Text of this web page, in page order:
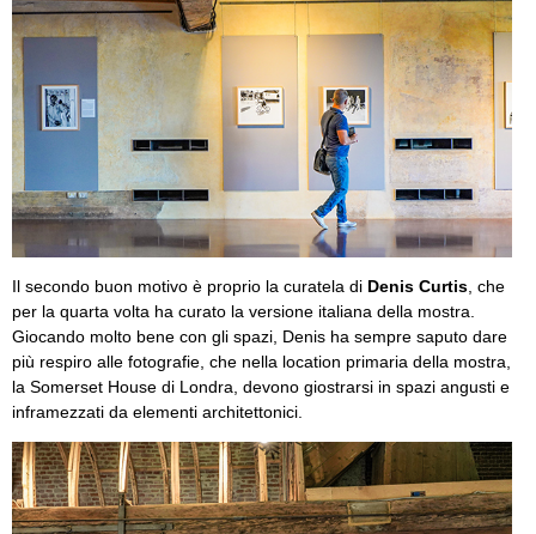
Il secondo buon motivo è proprio la curatela di Denis Curtis , che
per la quarta volta ha curato la versione italiana della mostra.
Giocando molto bene con gli spazi, Denis ha sempre saputo dare
più respiro alle fotografie, che nella location primaria della mostra,
la Somerset House di Londra, devono giostrarsi in spazi angusti e
inframezzati da elementi architettonici.